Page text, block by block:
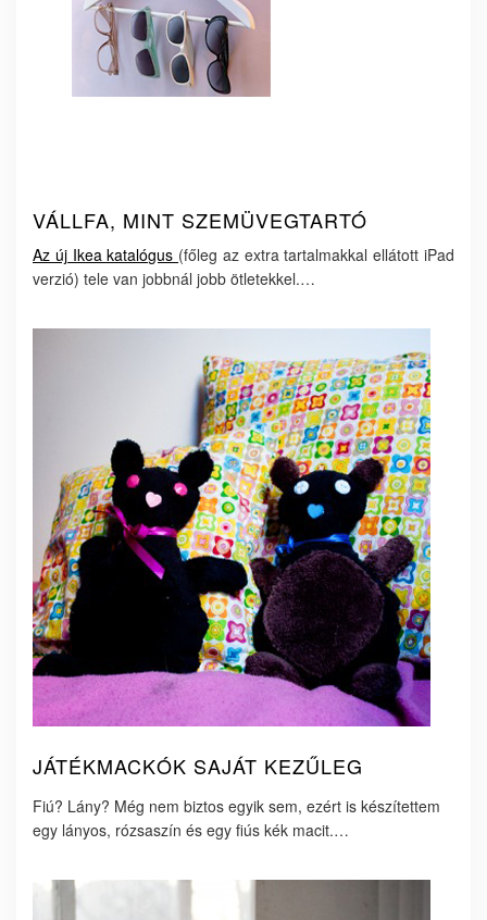
VÁLLFA, MINT SZEMÜVEGTARTÓ
Az új Ikea katalógus (főleg az extra tartalmakkal ellátott iPad
verzió) tele van jobbnál jobb ötletekkel.…
JÁTÉKMACKÓK SAJÁT KEZŰLEG
Fiú? Lány? Még nem biztos egyik sem, ezért is készítettem
egy lányos, rózsaszín és egy fiús kék macit.…